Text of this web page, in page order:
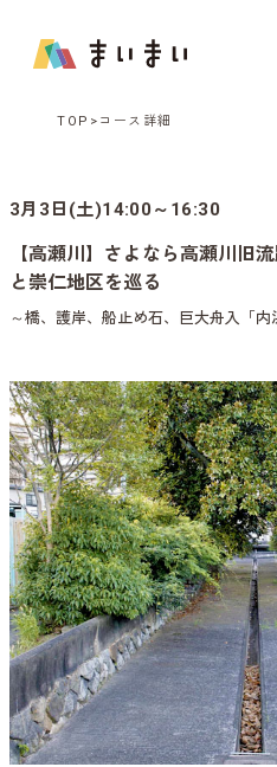
TOP コース詳細
3月3日(土)14:00～16:30
【高瀬川】さよなら高瀬川旧
と崇仁地区を巡る
～橋、護岸、船止め石、巨大舟入「